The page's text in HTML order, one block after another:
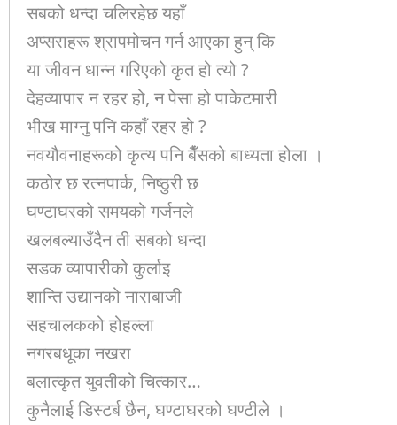
सबको धन्दा चलिरहेछ यहाँ
अप्सराहरू श्रापमोचन गर्न आएका हुन् कि
या जीवन धान्न गरिएको कृत हो त्यो ?
देहव्यापार न रहर हो, न पेसा हो पाकेटमारी
भीख माग्नु पनि कहाँ रहर हो ?
नवयौवनाहरूको कृत्य पनि बैँसको बाध्यता होला ।
कठोर छ रत्नपार्क, निष्ठुरी छ
घण्टाघरको समयको गर्जनले
खलबल्याउँदैन ती सबको धन्दा
सडक व्यापारीको कुर्लाइ
शान्ति उद्यानको नाराबाजी
सहचालकको होहल्ला
नगरबधूका नखरा
बलात्कृत युवतीको चित्कार…
कुनैलाई डिस्टर्ब छैन, घण्टाघरको घण्टीले ।